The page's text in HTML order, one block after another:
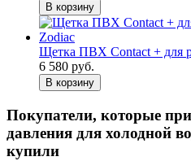
В корзину
Щетка ПВХ Contact + для
6 580 руб.
В корзину
Покупатели, которые
давления для холодной
купили